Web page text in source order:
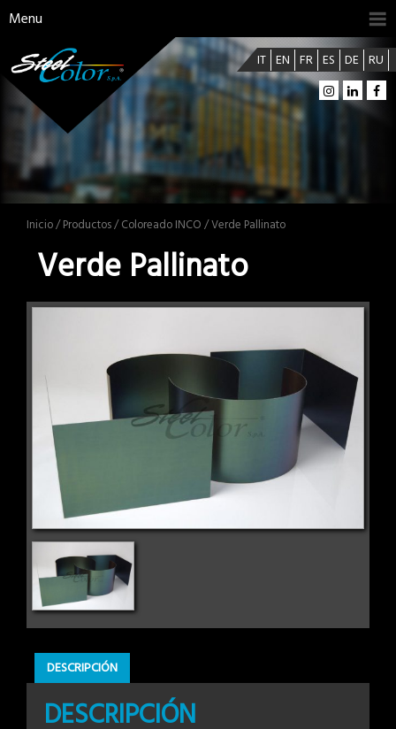
Menu
IT EN FR ES DE RU
Inicio/Productos/Coloreado INCO / Verde Pallinato
Verde Pallinato
DESCRIPCIÓN
DESCRIPCIÓN